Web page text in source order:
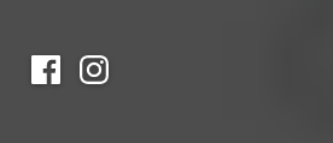
ФейсбукИнстаграм